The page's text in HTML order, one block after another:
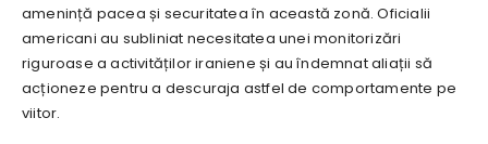
amenință pacea și securitatea în această zonă. Oficialii
americani au subliniat necesitatea unei monitorizări
riguroase a activităților iraniene și au îndemnat aliații să
acționeze pentru a descuraja astfel de comportamente pe
viitor.